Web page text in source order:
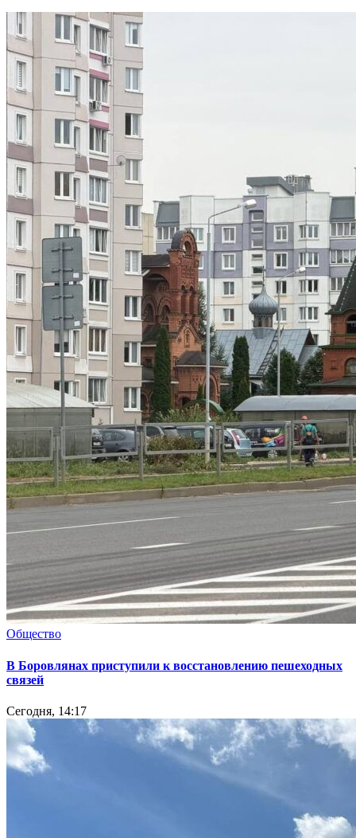
Общество
В Боровлянах приступили к восстановлению пешеходных
связей
Сегодня, 14:17